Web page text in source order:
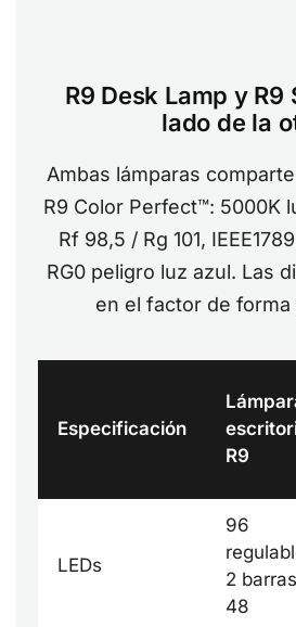
R9 Desk Lamp y R9
lado de la
Ambas lámparas
R9 Color Perfect™: 5000K
Rf 98,5 / Rg 101,
RG0 peligro luz azul. Las
en el factor de forma
Especificación
R9
LEDs
96
2
48